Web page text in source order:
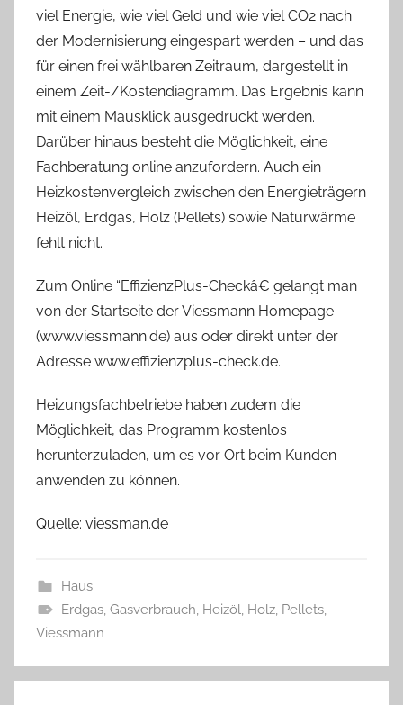
viel Energie, wie viel Geld und wie viel CO2 nach
der Modernisierung eingespart werden – und das
für einen frei wählbaren Zeitraum, dargestellt in
einem Zeit-/Kostendiagramm. Das Ergebnis kann
mit einem Mausklick ausgedruckt werden.
Darüber hinaus besteht die Möglichkeit, eine
Fachberatung online anzufordern. Auch ein
Heizkostenvergleich zwischen den Energieträgern
Heizöl, Erdgas, Holz (Pellets) sowie Naturwärme
fehlt nicht.
Zum Online “EffizienzPlus-Checkâ€ gelangt man
von der Startseite der Viessmann Homepage
(www.viessmann.de) aus oder direkt unter der
Adresse www.effizienzplus-check.de.
Heizungsfachbetriebe haben zudem die
Möglichkeit, das Programm kostenlos
herunterzuladen, um es vor Ort beim Kunden
anwenden zu können.
Quelle: viessman.de
Haus
Erdgas, Gasverbrauch, Heizöl, Holz, Pellets,
Viessmann